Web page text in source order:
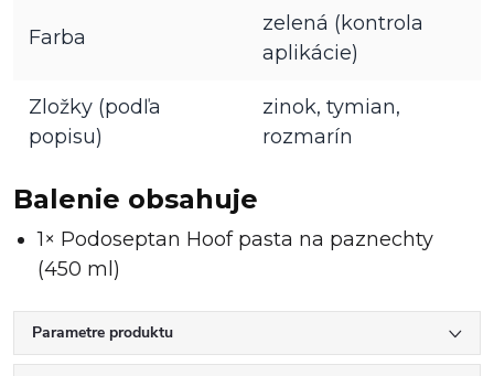
Farba
zelená (kontrola
aplikácie)
Zložky (podľa
popisu)
zinok, tymian,
rozmarín
Balenie obsahuje
1× Podoseptan Hoof pasta na paznechty
(450 ml)
Parametre produktu